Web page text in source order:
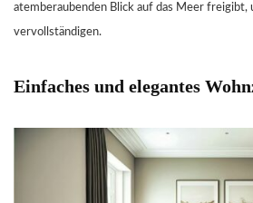
atemberaubenden Blick auf das Meer freigibt,
vervollständigen.
Einfaches und elegantes